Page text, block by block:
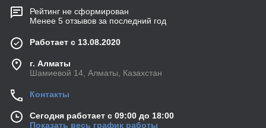
Рейтинг не сформирован
Менее 5 отзывов за последний год
Работает с 13.08.2020
г. Алматы
Шамиевой 14, Алматы, Казахстан
Контакты
Сегодня работает с 09:00 до 18:00
Показать весь график работы